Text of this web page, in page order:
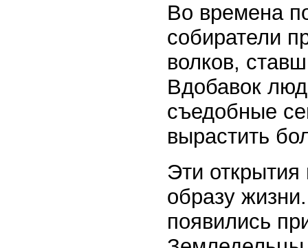
Во времена
собиратели
волков,
Вдобавок
съедобные
вырастить
Эти
образу
появились